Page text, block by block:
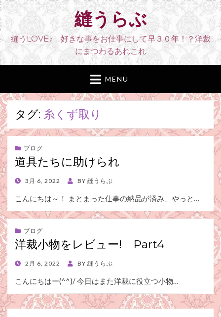
縫うらぶ
縫うLOVE♪ 好きな事をお仕事にして早３０年！？洋裁
にまつわるあれこれ
MENU
タグ: 糸くず取り
ブログ
道具たちに助けられ
POSTED
3月 6, 2022 BY 縫うらぶ
こんにちは～！ まとまった仕事の納品が済み、やっと…
ブログ
洋裁小物をレビュー! Part4
POSTED
2月 6, 2022 BY 縫うらぶ
こんにちはー(^^)/ 今日はまた洋裁に役立つ小物…